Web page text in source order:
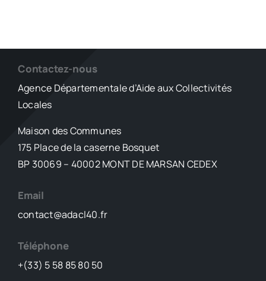
Contactez-nous
Agence Départementale d’Aide aux Collectivités
Locales
Maison des Communes
175 Place de la caserne Bosquet
BP 30069 – 40002 MONT DE MARSAN CEDEX
Email
contact@adacl40.fr
Téléphone
+(33) 5 58 85 80 50